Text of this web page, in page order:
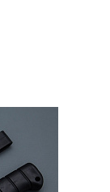
150
28